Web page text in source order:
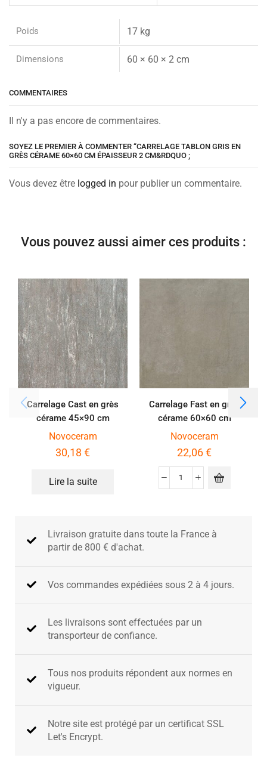
Poids 17 kg
Dimensions 60 × 60 × 2 cm
COMMENTAIRES
Il n'y a pas encore de commentaires.
SOYEZ LE PREMIER À COMMENTER “CARRELAGE TABLON GRIS EN
GRÈS CÉRAME 60×60 CM ÉPAISSEUR 2 CM&RDQUO ;
Vous devez être logged in pour publier un commentaire.
Vous pouvez aussi aimer ces produits :
Carrelage Cast en grès
cérame 45×90 cm
épaisseur 2 cm effet pierre
Novoceram
30,18 €
Lire la suite
Carrelage Fast en grès
cérame 60×60 cm
épaisseur 2 cm coloris
Novoceram
22,06€
Livraison gratuite dans toute la France à
partir de 800 € d'achat​.
Vos commandes expédiées sous 2 à 4 jours.
Les livraisons sont effectuées par un
transporteur de confiance.
Tous nos produits répondent aux normes en
vigueur.
Notre site est protégé par un certificat SSL
Let's Encrypt.​